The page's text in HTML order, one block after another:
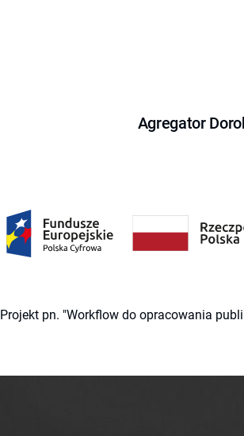
Agregator
Projekt pn. "Workflow do opracowania